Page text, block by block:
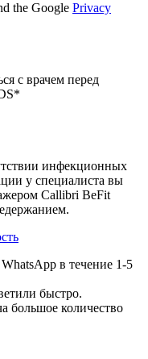
the Google Privacy
с врачем перед
инфекционных
у специалиста вы
Сallibri BeFit
в течение 1-5
быстро.
большое количество